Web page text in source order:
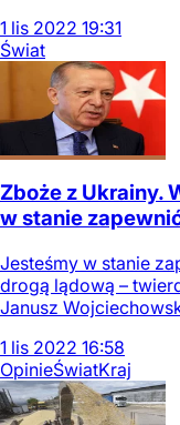
1 lis 2022 19:31
Świat
Zboże z Ukrainy.
w stanie
Jesteśmy w stanie
drogą lądową –
Janusz
1 lis 2022 16:58
OpinieŚwiatKraj